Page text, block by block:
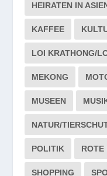
HEIRATEN IN
KAFFEE
LOI KRATHONG/
MEKONG
MUSEEN
NATUR/
POLITIK ROTE
SHOPPING